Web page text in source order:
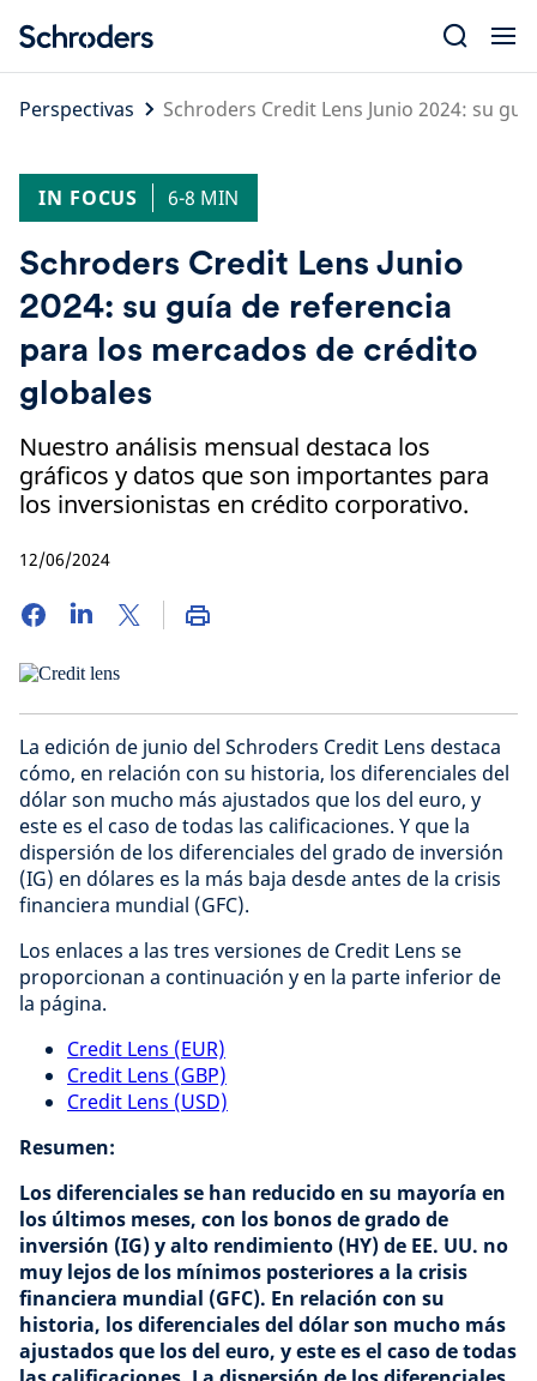
content
Perspectivas
Schroders Credit Lens Junio 2024: su
IN FOCUS 6-8 MIN
Schroders Credit Lens Junio
2024: su guía de referencia
para los mercados de crédito
globales
Nuestro análisis mensual destaca los
gráficos y datos que son importantes para
los inversionistas en crédito corporativo.
12/06/2024
La edición de junio del Schroders Credit Lens destaca
cómo, en relación con su historia, los diferenciales del
dólar son mucho más ajustados que los del euro, y
este es el caso de todas las calificaciones. Y que la
dispersión de los diferenciales del grado de inversión
(IG) en dólares es la más baja desde antes de la crisis
financiera mundial (GFC).
Los enlaces a las tres versiones de Credit Lens se
proporcionan a continuación y en la parte inferior de
la página.
Credit Lens (EUR)
Credit Lens (GBP)
Credit Lens (USD)
Resumen:
Los diferenciales se han reducido en su mayoría en
los últimos meses, con los bonos de grado de
inversión (IG) y alto rendimiento (HY) de EE. UU. no
muy lejos de los mínimos posteriores a la crisis
financiera mundial (GFC). En relación con su
historia, los diferenciales del dólar son mucho más
ajustados que los del euro, y este es el caso de todas